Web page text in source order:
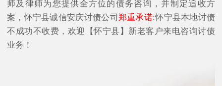
师及律师为您提供全方位的债务咨询，并制定追收方
案，怀宁县诚信安庆讨债公司 郑重承诺:怀宁县本地讨债
不成功不收费，欢迎【怀宁县】新老客户来电咨询讨债
业务！